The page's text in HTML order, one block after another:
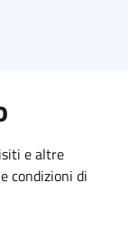
e altre
condizioni di